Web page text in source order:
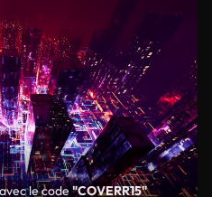
le code"COVERR15"